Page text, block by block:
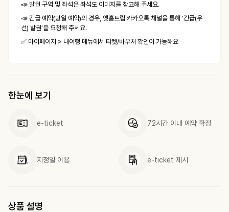
📣 발권 구역 및 좌석은 좌석도 이미지를 참고해 주세요.
📣 긴급 예약(당일 예약)의 경우, 앳홈트립 카카오톡 채널을 통해 ‘긴급(우
선) 발권’을 요청해 주세요.
✅ 마이페이지 > 내여행 메뉴에서 티켓/바우처 확인이 가능해요
한눈에 보기
e-ticket 72시간 이내 예약 확정
지정일 이용 e-ticket 제시
상품 설명